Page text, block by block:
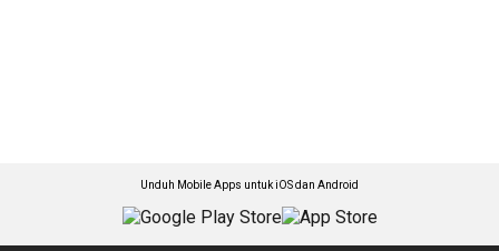
Unduh Mobile Apps untuk iOS dan Android